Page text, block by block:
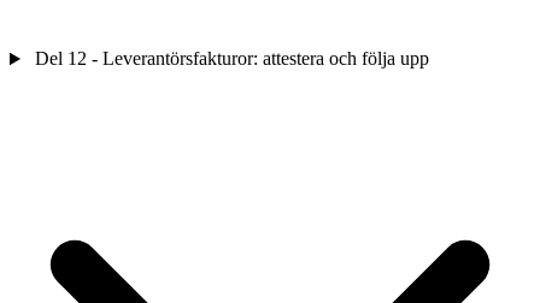
Del 12 - Leverantörsfakturor: attestera och följa upp